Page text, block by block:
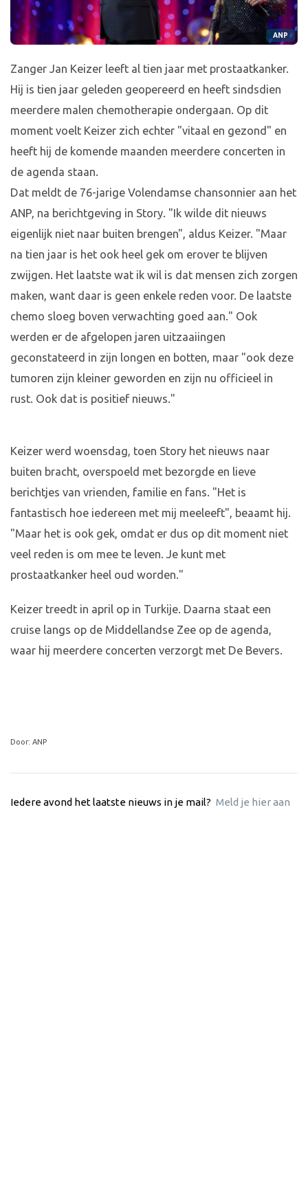
ANP
Zanger Jan Keizer leeft al tien jaar met prostaatkanker.
Hij is tien jaar geleden geopereerd en heeft sindsdien
meerdere malen chemotherapie ondergaan. Op dit
moment voelt Keizer zich echter "vitaal en gezond" en
heeft hij de komende maanden meerdere concerten in
de agenda staan.
Dat meldt de 76-jarige Volendamse chansonnier aan het
ANP, na berichtgeving in Story. "Ik wilde dit nieuws
eigenlijk niet naar buiten brengen", aldus Keizer. "Maar
na tien jaar is het ook heel gek om erover te blijven
zwijgen. Het laatste wat ik wil is dat mensen zich zorgen
maken, want daar is geen enkele reden voor. De laatste
chemo sloeg boven verwachting goed aan." Ook
werden er de afgelopen jaren uitzaaiingen
geconstateerd in zijn longen en botten, maar "ook deze
tumoren zijn kleiner geworden en zijn nu officieel in
rust. Ook dat is positief nieuws."
Keizer werd woensdag, toen Story het nieuws naar
buiten bracht, overspoeld met bezorgde en lieve
berichtjes van vrienden, familie en fans. "Het is
fantastisch hoe iedereen met mij meeleeft", beaamt hij.
"Maar het is ook gek, omdat er dus op dit moment niet
veel reden is om mee te leven. Je kunt met
prostaatkanker heel oud worden."
Keizer treedt in april op in Turkije. Daarna staat een
cruise langs op de Middellandse Zee op de agenda,
waar hij meerdere concerten verzorgt met De Bevers.
Door: ANP
Iedere avond het laatste nieuws in je mail? Meld je hier aan